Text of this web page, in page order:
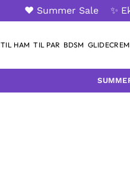
❤️ Summer Sale ✨
TIL HAM TIL PAR BDSM